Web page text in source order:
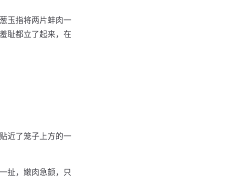
玉指将两片蚌肉一
耻都立了起来，在
近了笼子上方的一
扯，嫩肉急颤，只